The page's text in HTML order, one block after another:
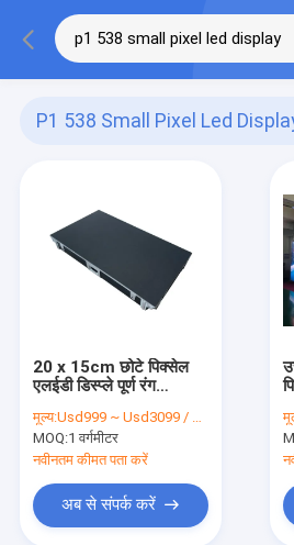
P1 538 Small Pixel Led
20 x 15cm छोटे पिक्सेल
एलईडी डिस्प्ले पूर्ण रंग
मूल्य:Usd999 ~ Usd3099 / Sqm ( price is negotiable )
MOQ:1 वर्गमीटर
नवीनतम कीमत पता करें
अब से संपर्क करें